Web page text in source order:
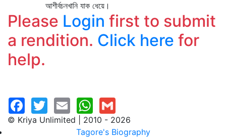
আশীর্বচনখানি যাক ধেয়ে।
Please Login first to submit
a rendition. Click here for
help.
© Kriya Unlimited | 2010 - 2026
Tagore's Biography